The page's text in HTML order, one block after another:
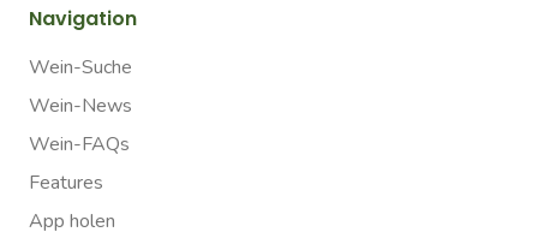
Navigation
Wein-Suche
Wein-News
Wein-FAQs
Features
App holen